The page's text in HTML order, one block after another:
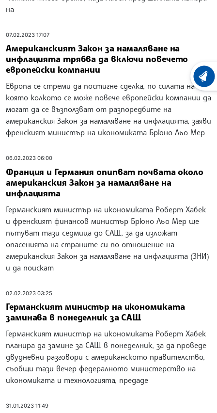
на
07.02.2023 17:07
Американският Закон за намаляване на
инфлацията трябва да включи повечето
европейски компании
Европа се стреми да постигне сделка, по силата на
която колкото се може повече европейски компании да
могат да се възползват от разпоредбите на
американския Закон за намаляване на инфлацията, заяви
френският министър на икономиката Брюно Льо Мер
06.02.2023 06:00
Франция и Германия опипват почвата около
американския Закон за намаляване на
инфлацията
Германският министър на икономиката Роберт Хабек
и френският финансов министър Брюно Льо Мер ще
пътуват тази седмица до САЩ, за да изложат
опасенията на страните си по отношение на
американския Закон за намаляване на инфлацията (ЗНИ)
и да поискат
02.02.2023 03:25
Германският министър на икономиката
заминава в понеделник за САЩ
Германският министър на икономиката Роберт Хабек
планира да замине за САЩ в понеделник, за да проведе
двудневни разговори с американското правителство,
съобщи тази вечер федералното министерство на
икономиката и технологията, предаде
31.01.2023 11:49